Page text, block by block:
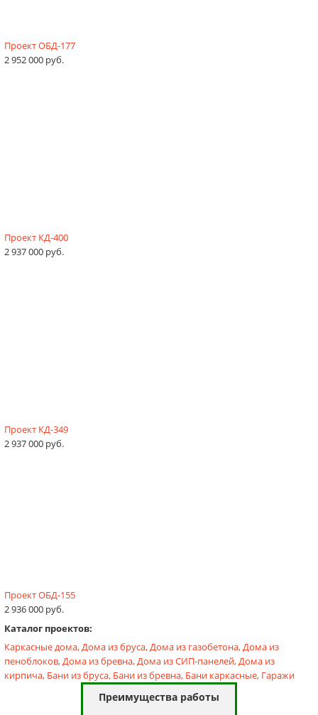
Проект ОБД-177
2 952 000 руб.
Проект КД-400
2 937 000 руб.
Проект КД-349
2 937 000 руб.
Проект ОБД-155
2 936 000 руб.
Каталог проектов:
Каркасные дома,Дома из бруса,Дома из газобетона,Дома из
пеноблоков,Дома из бревна,Дома из СИП-панелей,Дома из
кирпича, Бани из бруса, Бани из бревна, Бани каркасные, Гаражи
Преимущества работы